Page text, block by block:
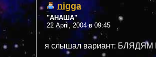
nigga
"АНАША"
22 April, 2004 в 09:45
я слышал вариант: